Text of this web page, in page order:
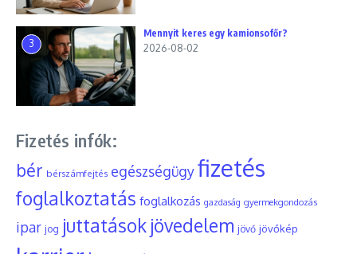
3
Mennyit keres egy kamionsofőr?
2026-08-02
Fizetés infók:
bér bérszámfejtés egészségügyfizetés
foglalkoztatás foglalkozás gazdaság gyermekgondozás
ipar jog juttatások jövedelem jövő jövőkép